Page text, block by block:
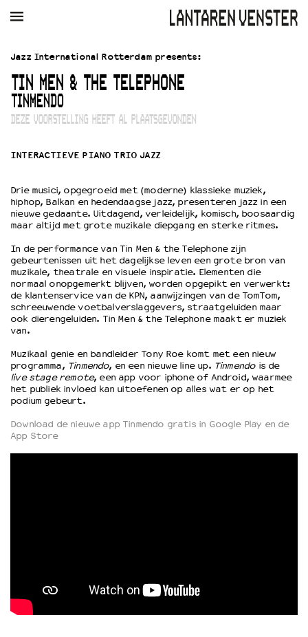
AGENDA FILM MUZIEK RESTAURANT VERHUUR
Winkelmandje
Zoek
PLAN JE BEZOEK
Bereikbaarheid
EDUCATIE
Filmprogramma’s Primair Onderwijs
Filmprogramma’s VO/MBO
Speciale educatieprogramma’s
Wat we doen
Werken bij
Wie is wie
Historie
Partners
Jazz International Rotterdam presents:
TIN MEN & THE TELEPHONE
TINMENDO
DEZE VOORSTELLING HEEFT AL PLAATSGEVONDEN
INTERACTIEVE PIANO TRIO JAZZ
Drie musici, opgegroeid met (moderne) klassieke muziek,
hiphop, Balkan en hedendaagse jazz, presenteren jazz in een
nieuwe gedaante. Uitdagend, verleidelijk, komisch, boosaardig
maar altijd met grote muzikale diepgang en sterke ritmes.
In de performance van Tin Men & the Telephone zijn
gebeurtenissen uit het dagelijkse leven een grote bron van
muzikale, theatrale en visuele inspiratie. Elementen die
normaal onopgemerkt blijven, worden opgepikt en verwerkt:
de klantenservice van de KPN, aanwijzingen van de TomTom,
schreeuwende voetbalverslaggevers, straatgeluiden maar
ook dierengeluiden. Tin Men & the Telephone maakt er muziek
van.
Muzikaal genie en bandleider Tony Roe komt met een nieuw
programma, Tinmendo, en een nieuwe line up. Tinmendois de
live stage remote, een app voor iphone of Android, waarmee
het publiek invloed kan uitoefenen op alles wat er op het
podium gebeurt.
Download de nieuwe app Tinmendo gratis in Google Play en de
App Store